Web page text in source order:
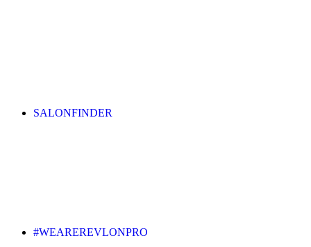
SALONFINDER
#WEAREREVLONPRO